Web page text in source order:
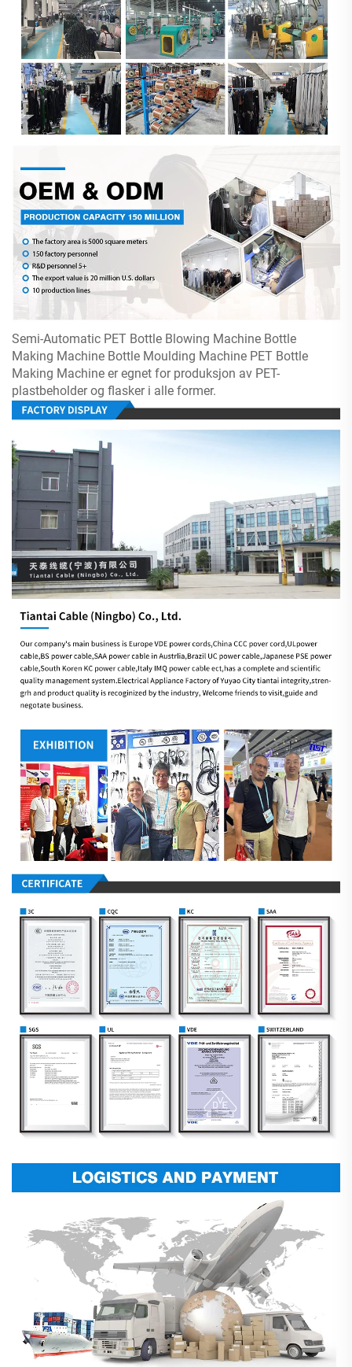
Semi-Automatic PET Bottle Blowing Machine Bottle
Making Machine Bottle Moulding Machine PET Bottle
Making Machine er egnet for produksjon av PET-
plastbeholder og flasker i alle former.